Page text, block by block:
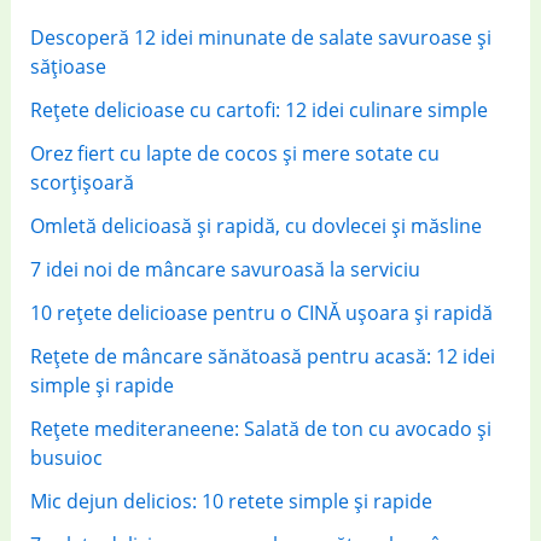
o
r
Descoperă 12 idei minunate de salate savuroase și
sățioase
Rețete delicioase cu cartofi: 12 idei culinare simple
Orez fiert cu lapte de cocos și mere sotate cu
scorțișoară
Omletă delicioasă și rapidă, cu dovlecei și măsline
7 idei noi de mâncare savuroasă la serviciu
10 rețete delicioase pentru o CINĂ ușoara și rapidă
Rețete de mâncare sănătoasă pentru acasă: 12 idei
simple și rapide
Rețete mediteraneene: Salată de ton cu avocado și
busuioc
Mic dejun delicios: 10 retete simple și rapide